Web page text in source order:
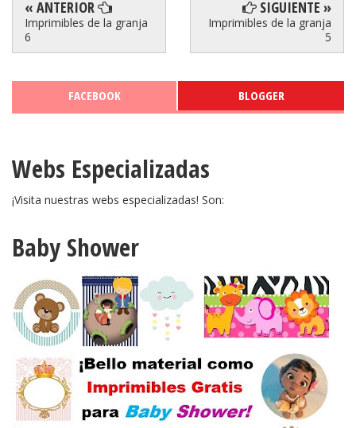
« ANTERIOR
Imprimibles de la granja
6
SIGUIENTE »
Imprimibles de la granja
5
FACEBOOK BLOGGER
Webs Especializadas
¡Visita nuestras webs especializadas! Son:
Baby Shower